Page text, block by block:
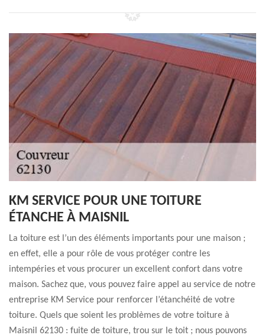
KM SERVICE POUR UNE TOITURE
ÉTANCHE À MAISNIL
La toiture est l’un des éléments importants pour une maison ;
en effet, elle a pour rôle de vous protéger contre les
intempéries et vous procurer un excellent confort dans votre
maison. Sachez que, vous pouvez faire appel au service de notre
entreprise KM Service pour renforcer l’étanchéité de votre
toiture. Quels que soient les problèmes de votre toiture à
Maisnil 62130 : fuite de toiture, trou sur le toit ; nous pouvons